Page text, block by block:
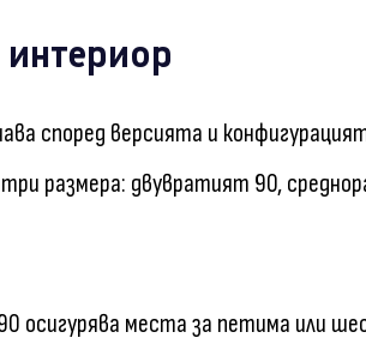
според версията и
размера: двувратият 90,
осигурява места за петима или